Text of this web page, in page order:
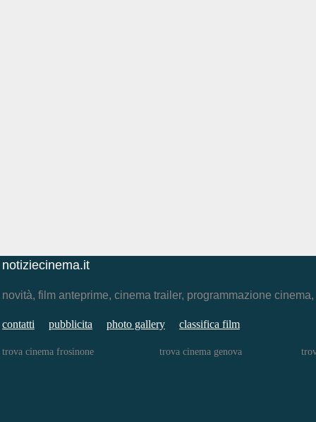
notiziecinema.it
novità, film anteprime, cinema trailer, programmazione
contatti pubblicita photo gallery classifica film
trova cinema frosinone trova cinema genova